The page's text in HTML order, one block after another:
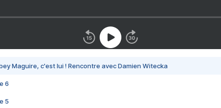
Maguire, c'est lui ! Rencontre avec Damien Witecka
6
5